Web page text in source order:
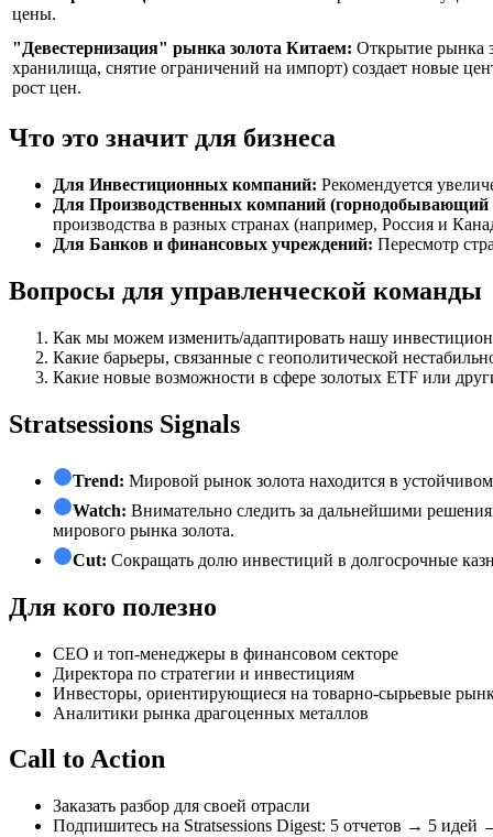
цены.
"Девестернизация" рынка золота Китаем: Открытие рынка
хранилища, снятие ограничений на импорт) создает новые
рост цен.
Что это значит для бизнеса
Для Инвестиционных компаний: Рекомендуется
Для Производственных компаний (горнодобывающий
производства в разных странах (например, Россия и
Для Банков и финансовых учреждений: Пересмотр
Вопросы для управленческой команды
Как мы можем изменить/адаптировать нашу
Какие барьеры, связанные с геополитической
Какие новые возможности в сфере золотых ETF или
Stratsessions Signals
Trend: Мировой рынок золота находится в
Watch: Внимательно следить за дальнейшими
мирового рынка золота.
Cut: Сокращать долю инвестиций в долгосрочные
Для кого полезно
СЕО и топ-менеджеры в финансовом секторе
Директора по стратегии и инвестициям
Инвесторы, ориентирующиеся на товарно-сырьевые
Аналитики рынка драгоценных металлов
Call to Action
Заказать разбор для своей отрасли
Подпишитесь на Stratsessions Digest: 5 отчетов → 5 идей